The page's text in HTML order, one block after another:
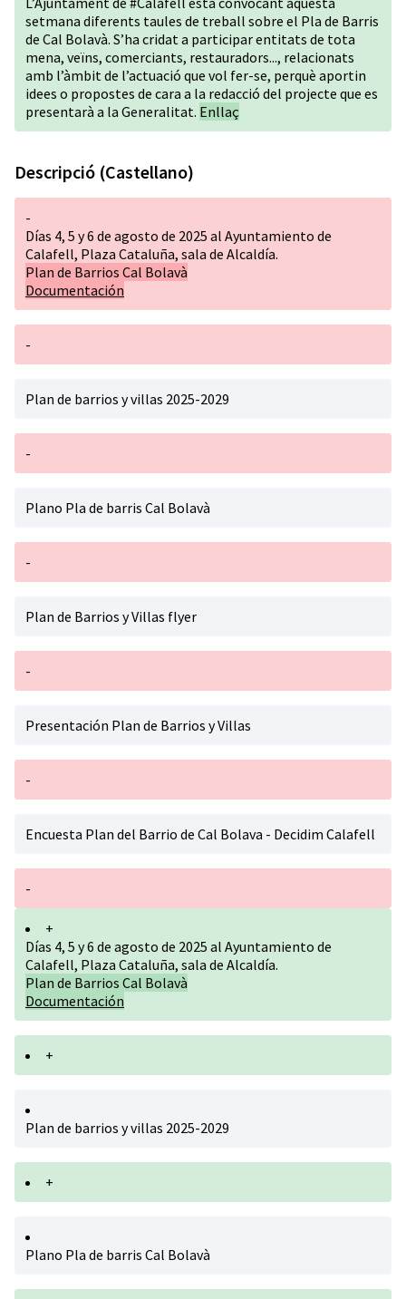
setmana diferents taules de treball sobre el Pla de Barris
de Cal Bolavà. S’ha cridat a participar entitats de tota
mena, veïns, comerciants, restauradors..., relacionats
amb l’àmbit de l’actuació que vol fer-se, perquè aportin
idees o propostes de cara a la redacció del projecte que es
presentarà a la Generalitat. Enllaç
Descripció (Castellano)
-
Días 4, 5 y 6 de agosto de 2025 al Ayuntamiento de
Calafell, Plaza Cataluña, sala de Alcaldía.
Plan de Barrios Cal Bolavà
Documentación
-
Plan de barrios y villas 2025-2029
-
Plano Pla de barris Cal Bolavà
-
Plan de Barrios y Villas flyer
-
Presentación Plan de Barrios y Villas
-
Encuesta Plan del Barrio de Cal Bolava - Decidim Calafell
-
+
Días 4, 5 y 6 de agosto de 2025 al Ayuntamiento de
Calafell, Plaza Cataluña, sala de Alcaldía.
Plan de Barrios Cal Bolavà
Documentación
+
Plan de barrios y villas 2025-2029
+
Plano Pla de barris Cal Bolavà